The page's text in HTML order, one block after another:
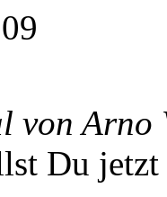
von Arno
Du